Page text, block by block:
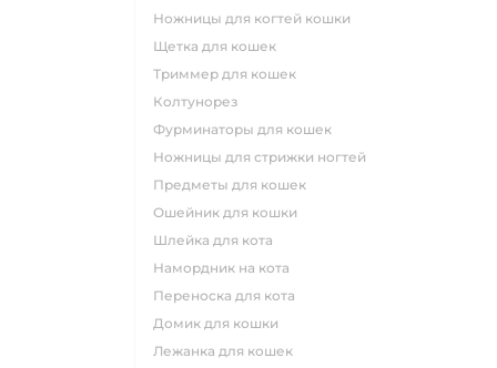
ножницы для когтей кошки
щетка для кошек
триммер для кошек
колтунорез
фурминаторы для кошек
ножницы для стрижки ногтей
предметы для кошек
ошейник для кошки
шлейка для кота
намордник на кота
переноска для кота
домик для кошки
лежанка для кошек